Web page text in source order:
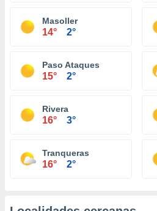
Masoller
14° 2°
Paso Ataques
15° 2°
Rivera
16° 3°
Tranqueras
16° 2°